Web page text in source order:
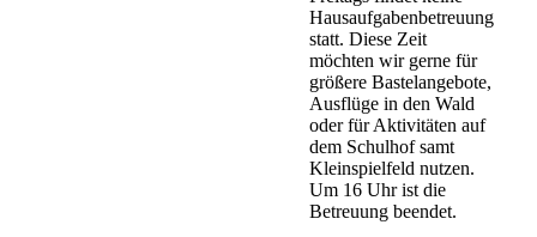
Hausaufgabenbetreuung
statt. Diese Zeit
möchten wir gerne für
größere Bastelangebote,
Ausflüge in den Wald
oder für Aktivitäten auf
dem Schulhof samt
Kleinspielfeld nutzen.
Um 16 Uhr ist die
Betreuung beendet.